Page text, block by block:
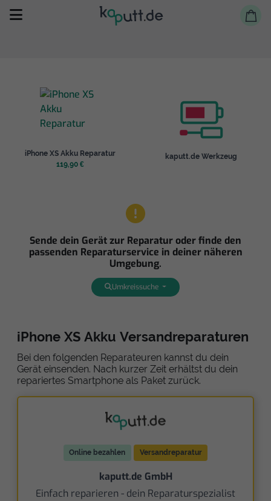
Selbst reparieren
Reparieren lassen
iPhone XS Akku Reparatur
119,90 €
kaputt.de Werkzeug
Sende dein Gerät zur Reparatur oder finde den
passenden Reparaturservice in deiner näheren
Umgebung.
Umkreissuche
iPhone XS Akku Versandreparaturen
Bei den folgenden Reparateuren kannst du dein
Gerät einsenden. Nach kurzer Zeit erhältst du dein
repariertes Smartphone als Paket zurück.
Online bezahlen Versandreparatur
kaputt.de GmbH
Einfach reparieren - dein Reparaturspezialist